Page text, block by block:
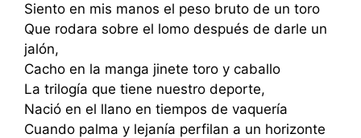
Siento en mis manos el peso bruto de un toro
Que rodara sobre el lomo después de darle un
jalón,
Cacho en la manga jinete toro y caballo
La trilogía que tiene nuestro deporte,
Nació en el llano en tiempos de vaquería
Cuando palma y lejanía perfilan a un horizonte